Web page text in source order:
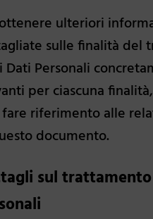
ulteriori
sulle finalità del
Dati Personali
per ciascuna
riferimento alle
documento.
sul